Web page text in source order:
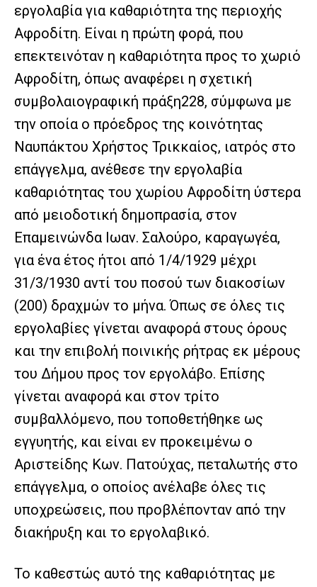
εργολαβία για καθαριότητα της περιοχής
Αφροδίτη. Είναι η πρώτη φορά, που
επεκτεινόταν η καθαριότητα προς το χωριό
Αφροδίτη, όπως αναφέρει η σχετική
συμβολαιογραφική πράξη228, σύμφωνα με
την οποία ο πρόεδρος της κοινότητας
Ναυπάκτου Χρήστος Τρικκαίος, ιατρός στο
επάγγελμα, ανέθεσε την εργολαβία
καθαριότητας του χωρίου Αφροδίτη ύστερα
από μειοδοτική δημοπρασία, στον
Επαμεινώνδα Ιωαν. Σαλούρο, καραγωγέα,
για ένα έτος ήτοι από 1/4/1929 μέχρι
31/3/1930 αντί του ποσού των διακοσίων
(200) δραχμών το μήνα. Όπως σε όλες τις
εργολαβίες γίνεται αναφορά στους όρους
και την επιβολή ποινικής ρήτρας εκ μέρους
του Δήμου προς τον εργολάβο. Επίσης
γίνεται αναφορά και στον τρίτο
συμβαλλόμενο, που τοποθετήθηκε ως
εγγυητής, και είναι εν προκειμένω ο
Αριστείδης Κων. Πατούχας, πεταλωτής στο
επάγγελμα, ο οποίος ανέλαβε όλες τις
υποχρεώσεις, που προβλέπονταν από την
διακήρυξη και το εργολαβικό.
Το καθεστώς αυτό της καθαριότητας με